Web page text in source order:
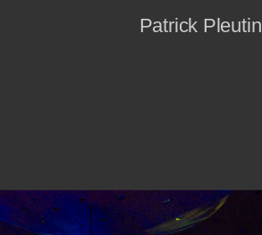
Patrick Pleutin